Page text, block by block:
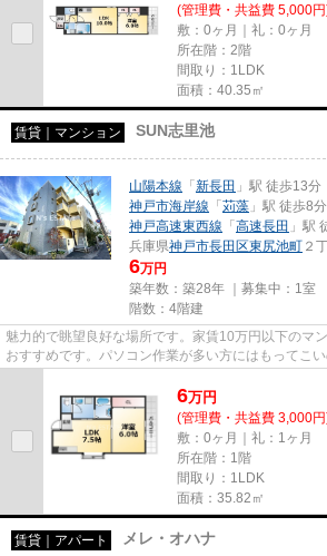
(管理費・共益費 5,000
敷：0ヶ月｜礼：0ヶ月
所在階：2階
間取り：1LDK
面積：40.35㎡
賃貸｜マンション SUN志里池
山陽本線 「 新長田 」駅 徒歩13分
神戸市海岸線 「 苅藻 」駅 徒歩8分
神戸高速東西線 「 高速長田 」駅
兵庫県神戸市長田区東尻池町 ２
6万円
築年数：築28年 ｜募集中： 1室
階数：4階建
魅力的で眺望良好な場所です。家賃10万円以下のマ
おすすめです。パソコン作業が多い方にはもってこ
6万円
(管理費・共益費 3,000
敷：0ヶ月｜礼：1ヶ月
所在階：1階
間取り：1LDK
面積：35.82㎡
賃貸｜アパート メレ・オハナ